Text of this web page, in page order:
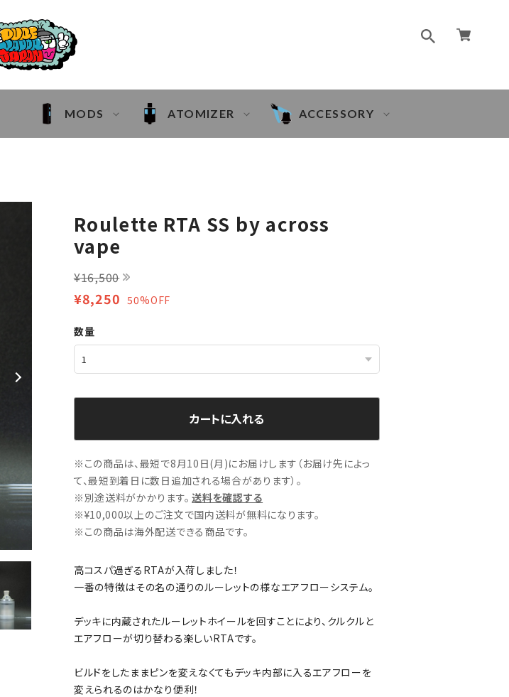
MODS ATOMIZER ACCESSORY
Roulette RTA SS by across
vape
¥16,500
¥8,250 50%OFF
数量
カートに入れる
※この商品は、最短で8月10日(月)にお届けします（お届け先によっ
て、最短到着日に数日追加される場合があります）。
※別途送料がかかります。 送料を確認する
※¥10,000以上のご注文で国内送料が無料になります。
※この商品は海外配送できる商品です。
高コスパ過ぎるRTAが入荷しました！
一番の特徴はその名の通りのルーレットの様なエアフローシステム。
デッキに内蔵されたルーレットホイールを回すことにより、クルクルと
エアフローが切り替わる楽しいRTAです。
ビルドをしたままピンを変えなくてもデッキ内部に入るエアフローを
変えられるのはかなり便利！